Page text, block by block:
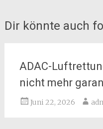
Dir könnte auch
ADAC-
nicht mehr
Juni 22, 2026